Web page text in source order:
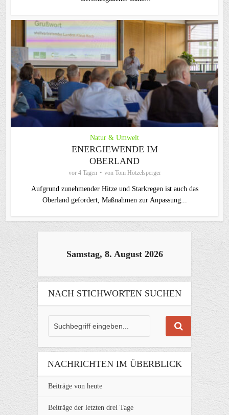
Natur & Umwelt
ENERGIEWENDE IM
OBERLAND
vor 4 Tagen von Toni Hötzelsperger
Aufgrund zunehmender Hitze und Starkregen ist auch das
Oberland gefordert, Maßnahmen zur Anpassung...
Samstag, 8. August 2026
NACH STICHWORTEN SUCHEN
NACHRICHTEN IM ÜBERBLICK
Beiträge von heute
Beiträge der letzten drei Tage